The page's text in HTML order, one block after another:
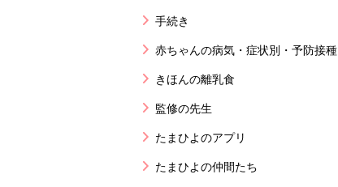
手続き
赤ちゃんの病気・症状別・予防接種
きほんの離乳食
監修の先生
たまひよのアプリ
たまひよの仲間たち